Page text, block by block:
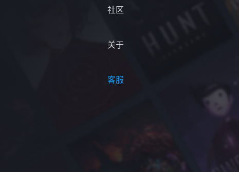
社区
关于
客服